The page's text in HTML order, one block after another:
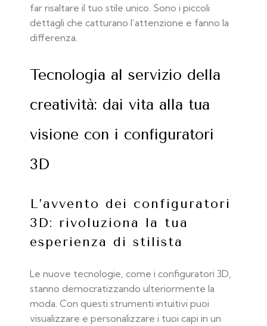
far risaltare il tuo stile unico. Sono i piccoli
dettagli che catturano l’attenzione e fanno la
differenza.
Tecnologia al servizio della
creatività: dai vita alla tua
visione con i configuratori
3D
L’avvento dei configuratori
3D: rivoluziona la tua
esperienza di stilista
Le nuove tecnologie, come i configuratori 3D,
stanno democratizzando ulteriormente la
moda. Con questi strumenti intuitivi puoi
visualizzare e personalizzare i tuoi capi in un